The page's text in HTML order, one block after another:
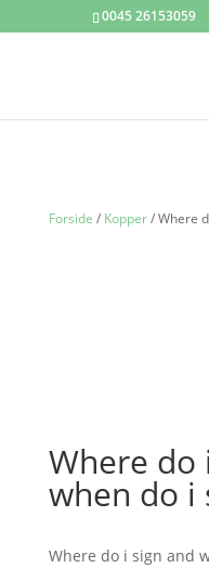
0045 26153059
Forside / Kopper/ Where
Where do
when do i
Where do i sign and